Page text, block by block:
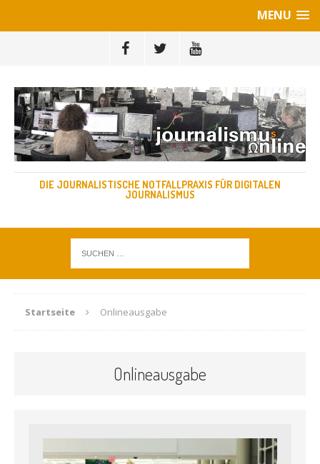
MENU
DIE JOURNALISTISCHE NOTFALLPRAXIS FÜR DIGITALEN
JOURNALISMUS
Startseite Onlineausgabe
Onlineausgabe